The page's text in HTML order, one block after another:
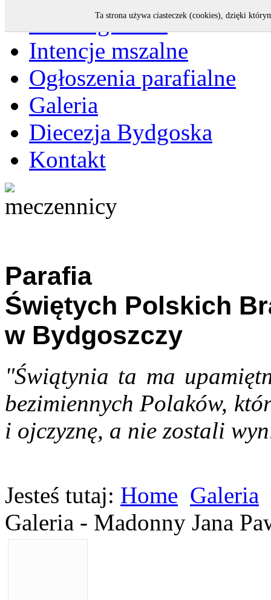
Strona główna
Intencje mszalne
Ogłoszenia parafialne
Galeria
Diecezja Bydgoska
Kontakt
Parafia
Świętych Polskich
w Bydgoszczy
"Świątynia ta ma
bezimiennych Polaków,
i ojczyznę, a nie zostali
Jesteś tutaj: Home Galeria
Galeria - Madonny Jana
Ta strona używa ciasteczek (cookies), dzięki